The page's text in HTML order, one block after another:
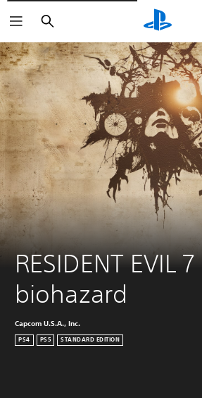
Buscar
RESIDENT EVIL 7
biohazard
Capcom U.S.A., Inc.
PS4 PS5 STANDARD EDITION